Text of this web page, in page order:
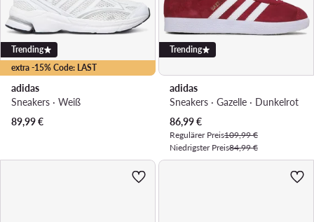
extra -15% Code: LAST
Trending
adidas
Sneakers · Weiß
89,99€
Trending
adidas
Sneakers · Gazelle · Dunkelrot
Aktueller Preis
86,99€
Regulärer Preis109,99 €
Niedrigster Preis84,99 €